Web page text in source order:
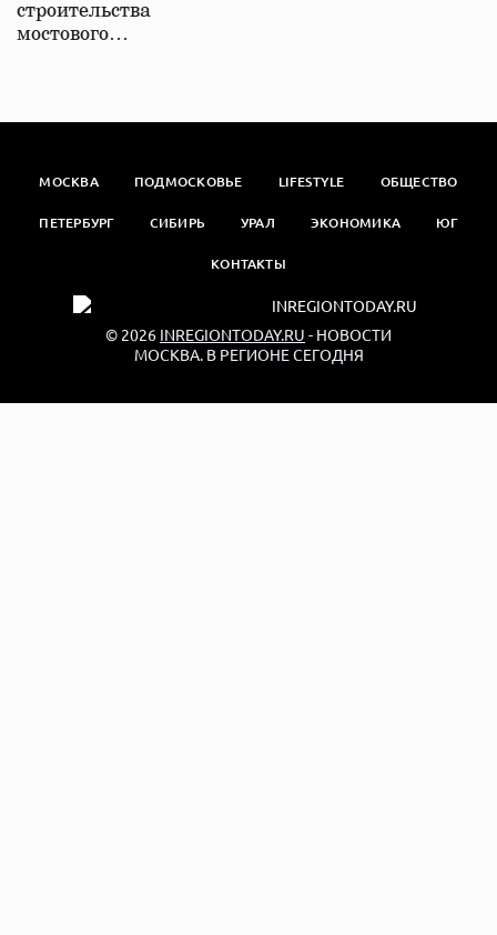
строительства
мостового…
МОСКВА ПОДМОСКОВЬЕ LIFESTYLE ОБЩЕСТВО
ПЕТЕРБУРГ СИБИРЬ УРАЛ ЭКОНОМИКА ЮГ
КОНТАКТЫ
© 2026 INREGIONTODAY.RU - НОВОСТИ
МОСКВА. В РЕГИОНЕ СЕГОДНЯ